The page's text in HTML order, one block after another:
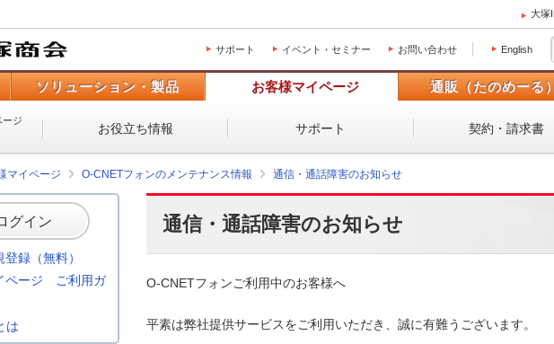
大塚
サポート イベント・セミナー お問い合わせ English
ソリューション・製品 お客様マイページ 通販（たのめーる）
ージ
お役立ち情報 サポート 契約・請求書
マイページ O-CNETフォンのメンテナンス情報 通信・通話障害のお知らせ
通信・通話障害のお知らせ
O-CNETフォンご利用中のお客様へ
平素は弊社提供サービスをご利用いただき、誠に有難うございます。
グイン
録（無料）
ページ ご利用ガ
は